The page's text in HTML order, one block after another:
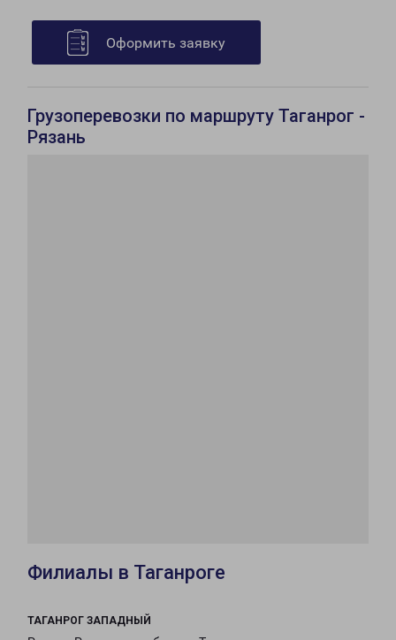
Оформить заявку
Грузоперевозки по маршруту Таганрог -
Рязань
Филиалы в Таганроге
ТАГАНРОГ ЗАПАДНЫЙ